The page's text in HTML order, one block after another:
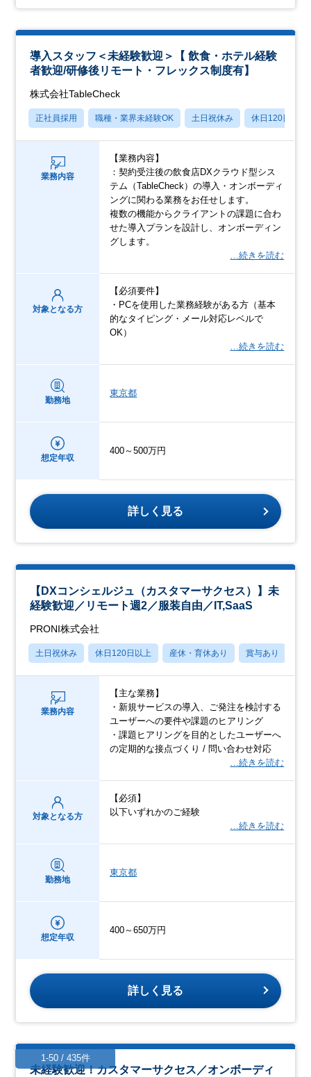
導入スタッフ＜未経験歓迎＞【 飲食・ホテル経験
者歓迎/研修後リモート・フレックス制度有】
株式会社TableCheck
正社員採用 職種・業界未経験OK 土日祝休み 休日120日以上
業務内容
【業務内容】
：契約受注後の飲食店DXクラウド型シス
テム（TableCheck）の導入・オンボーディ
ングに関わる業務をお任せします。
複数の機能からクライアントの課題に合わ
せた導入プランを設計し、オンボーディン
グします。
…続きを読む
対象となる方
【必須要件】
・PCを使用した業務経験がある方（基本
的なタイピング・メール対応レベルで
OK）
…続きを読む
勤務地
東京都
想定年収
400～500万円
詳しく見る
【DXコンシェルジュ（カスタマーサクセス）】未
経験歓迎／リモート週2／服装自由／IT,SaaS
PRONI株式会社
土日祝休み 休日120日以上 産休・育休あり 賞与あり
業務内容
【主な業務】
・新規サービスの導入、ご発注を検討する
ユーザーへの要件や課題のヒアリング
・課題ヒアリングを目的としたユーザーへ
の定期的な接点づくり / 問い合わせ対応
…続きを読む
対象となる方
【必須】
以下いずれかのご経験
…続きを読む
勤務地
東京都
想定年収
400～650万円
詳しく見る
未経験歓迎！カスタマーサクセス／オンボーディ
1-50 / 435件